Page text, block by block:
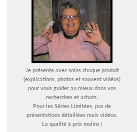
Je présente avec soins chaque produit
(explications, photos et souvent vidéos)
pour vous guider au mieux dans vos
recherches et achats.
Pour les Séries Limitées, pas de
présentations détaillées mais vidéos.
La qualité à prix malins !